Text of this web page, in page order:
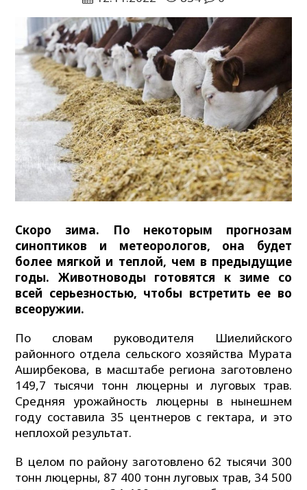
Скоро зима. По некоторым прогнозам
синоптиков и метеорологов, она будет
более мягкой и теплой, чем в предыдущие
годы. Животноводы готовятся к зиме со
всей серьезностью, чтобы встретить ее во
всеоружии.
По словам руководителя Шиелийского
районного отдела сельского хозяйства Мурата
Аширбекова, в масштабе региона заготовлено
149,7 тысячи тонн люцерны и луговых трав.
Средняя урожайность люцерны в нынешнем
году составила 35 центнеров с гектара, и это
неплохой результат.
В целом по району заготовлено 62 тысячи 300
тонн люцерны, 87 400 тонн луговых трав, 34 500